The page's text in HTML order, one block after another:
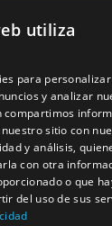
a nuestro
de ofertas
de
utiliza
para personalizar
y analizar
compartimos
sitio con
y análisis,
con otra
o que
del uso de sus